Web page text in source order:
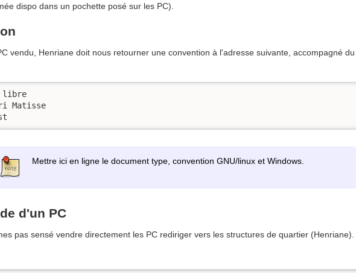
dispo dans un pochette posé sur les PC).
vendu, Henriane doit nous retourner une convention à l'adresse suivante, accompagné
libre
Matisse
Mettre ici en ligne le document type, convention GNU/linux et Windows.
d'un PC
pas sensé vendre directement les PC rediriger vers les structures de quartier (Henriane).